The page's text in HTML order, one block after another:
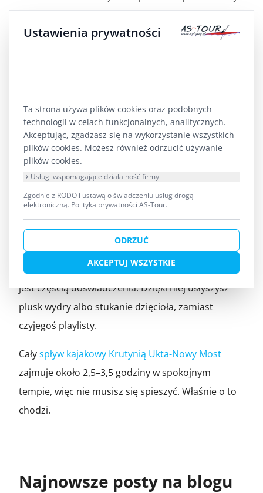
rzeki waha się tu od 0,5 do 0,9 metra, a nurt płynie
warto odłożyć wiosło i po prostu dryfować. Po obu
stronach zobaczysz grądy – stare lasy liściaste na
wyniesieniach – oraz rozległe bagniska z
charakterystyczną roślinnością. Jeśli masz
szczęście, nad wodą przemknie zimorodek.
Pamiętaj o podstawowej etykiecie: na węższych
odcinkach ustąp miejsca kajakom płynącym z
naprzeciwka, nie hałasuj w strefach rezerwatowych
i nie używaj głośników. To nie regulamin
wymyślony dla formalności – cisza na tym odcinku
jest częścią doświadczenia. Dzięki niej usłyszysz
plusk wydry albo stukanie dzięcioła, zamiast
czyjegoś playlisty.
Całyspływ kajakowy Krutynią Ukta-Nowy Most
zajmuje około 2,5–3,5 godziny w spokojnym
tempie, więc nie musisz się spieszyć. Właśnie o to
chodzi.
Najnowsze posty na blogu
Ustawienia prywatności
Ta strona używa plików cookies oraz podobnych
technologii w celach funkcjonalnych, analitycznych.
Akceptując, zgadzasz się na wykorzystanie wszystkich
plików cookies. Możesz również odrzucić używanie
plików cookies.
Usługi wspomagające działalność firmy
Zgodnie z RODO i ustawą o świadczeniu usług drogą
elektroniczną. Polityka prywatności AS-Tour.
ODRZUĆ
AKCEPTUJ WSZYSTKIE